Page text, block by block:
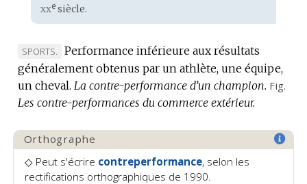
Étymologie
:
xxesiècle.
MARQUE
DE
DOMAINE
:
SPORTS.
Performance inférieure aux résultats
généralement obtenus par un athlète, une équipe,
un cheval. La contre-performance d’un champion. Fig.
Les contre-performances du commerce extérieur.
Orthographe
◇ Peut s'écrire contreperformance, selon les
rectifications orthographiques de 1990.